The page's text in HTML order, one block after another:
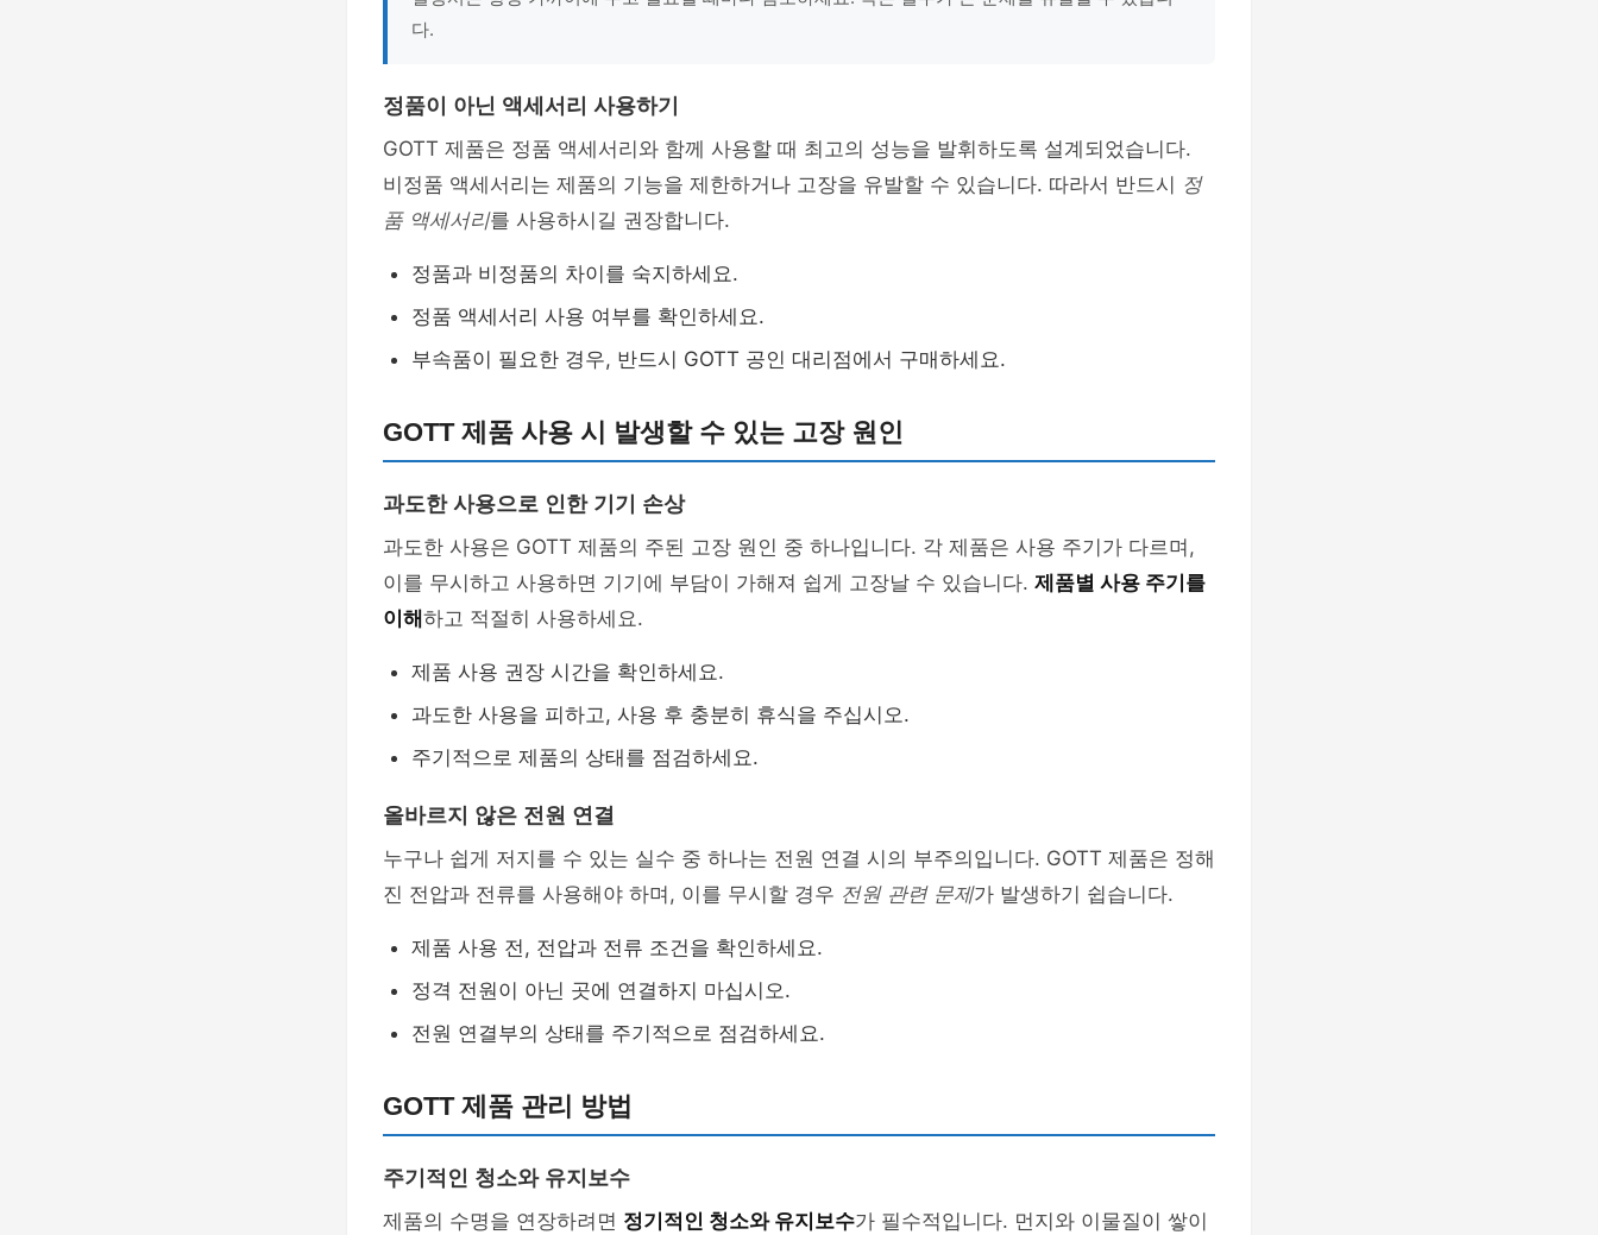
다.
정품이 아닌 액세서리 사용하기
GOTT 제품은 정품 액세서리와 함께 사용할 때 최고의 성능을 발휘하도록 설계되었습니다.
비정품 액세서리는 제품의 기능을 제한하거나 고장을 유발할 수 있습니다. 따라서 반드시 정
품 액세서리를 사용하시길 권장합니다.
정품과 비정품의 차이를 숙지하세요.
정품 액세서리 사용 여부를 확인하세요.
부속품이 필요한 경우, 반드시 GOTT 공인 대리점에서 구매하세요.
GOTT 제품 사용 시 발생할 수 있는 고장 원인
과도한 사용으로 인한 기기 손상
과도한 사용은 GOTT 제품의 주된 고장 원인 중 하나입니다. 각 제품은 사용 주기가 다르며,
이를 무시하고 사용하면 기기에 부담이 가해져 쉽게 고장날 수 있습니다. 제품별 사용 주기를
이해하고 적절히 사용하세요.
제품 사용 권장 시간을 확인하세요.
과도한 사용을 피하고, 사용 후 충분히 휴식을 주십시오.
주기적으로 제품의 상태를 점검하세요.
올바르지 않은 전원 연결
누구나 쉽게 저지를 수 있는 실수 중 하나는 전원 연결 시의 부주의입니다. GOTT 제품은 정해
진 전압과 전류를 사용해야 하며, 이를 무시할 경우 전원 관련 문제가 발생하기 쉽습니다.
제품 사용 전, 전압과 전류 조건을 확인하세요.
정격 전원이 아닌 곳에 연결하지 마십시오.
전원 연결부의 상태를 주기적으로 점검하세요.
GOTT 제품 관리 방법
주기적인 청소와 유지보수
제품의 수명을 연장하려면 정기적인 청소와 유지보수가 필수적입니다. 먼지와 이물질이 쌓이